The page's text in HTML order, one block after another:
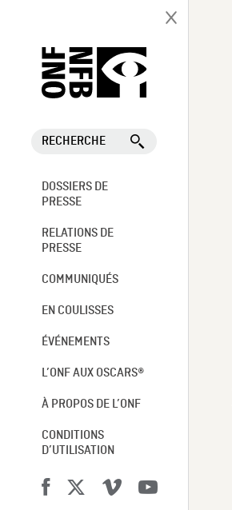
RECHERCHE
DOSSIERS DE
PRESSE
RELATIONS DE
PRESSE
COMMUNIQUÉS
EN COULISSES
ÉVÉNEMENTS
L’ONF AUX OSCARS®
À PROPOS DE L’ONF
CONDITIONS
D’UTILISATION